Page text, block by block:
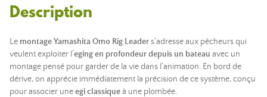
Description
Le montage Yamashita Omo Rig Leaders’adresse aux pêcheurs qui
veulent exploiter l’eging en profondeur depuis un bateau avec un
montage pensé pour garder de la vie dans l’animation. En bord de
dérive, on apprécie immédiatement la précision de ce système, conçu
pour associer uneegi classiqueà une plombée.